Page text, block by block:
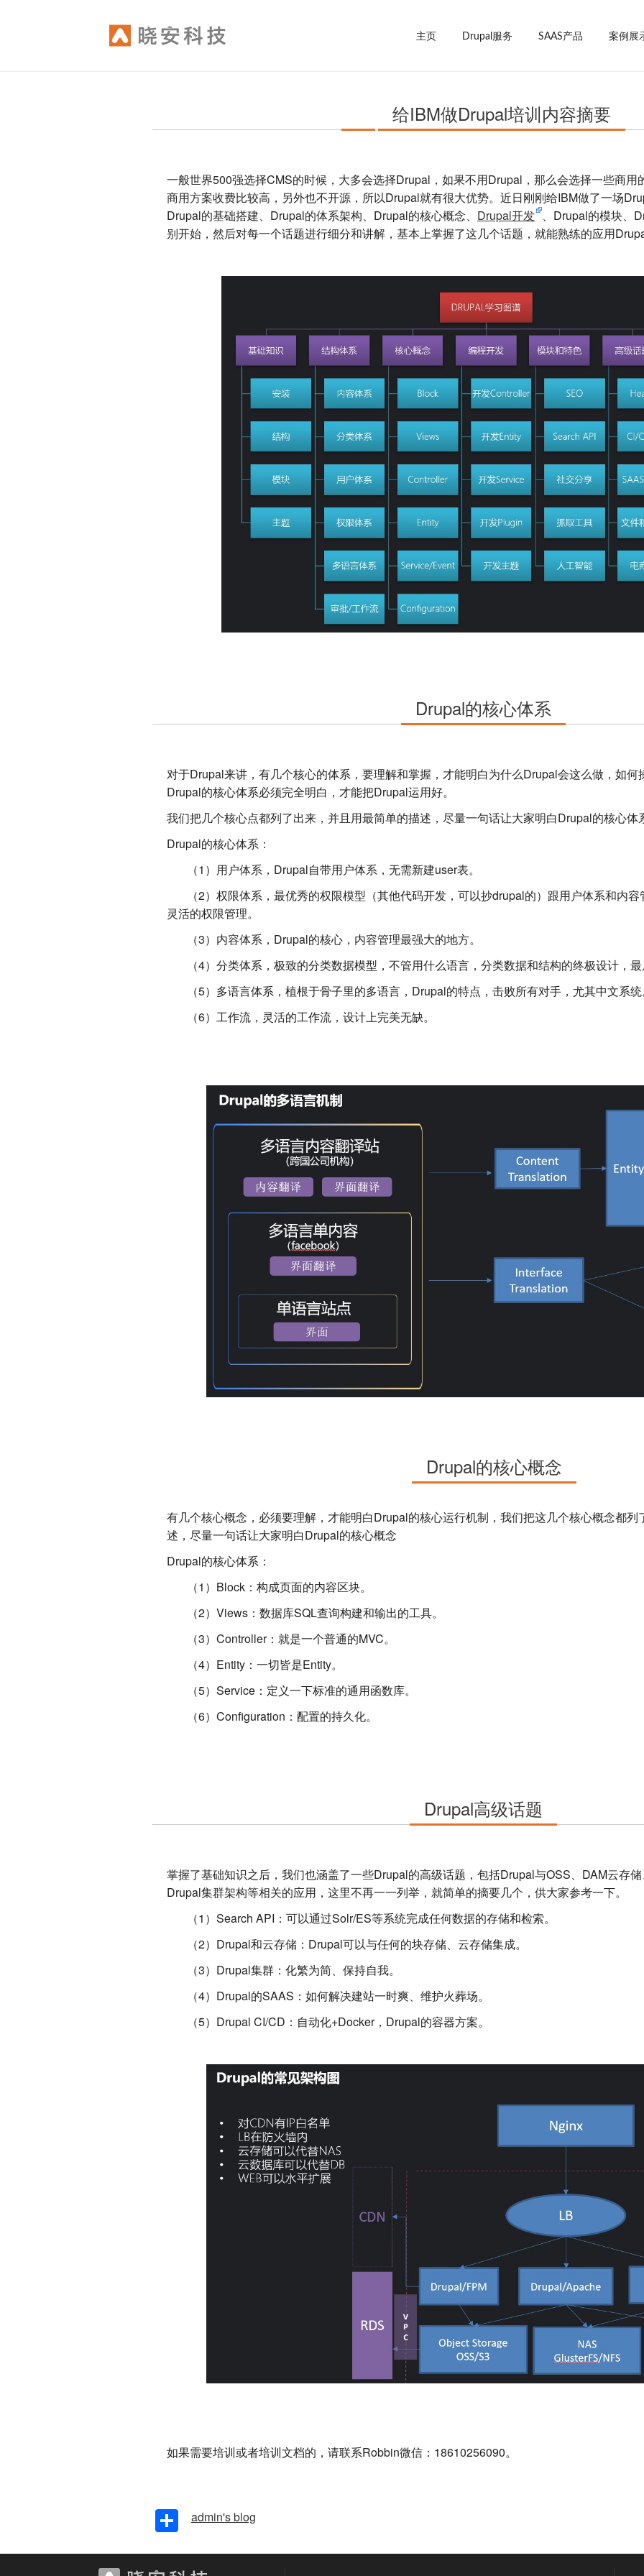
主页 Drupal服务 SAAS产品 案例展
给IBM做Drupal培训内容摘要
一般世界500强选择CMS的时候，大多会选择Drupal，如果不用Drupal，那么会选择一些商
商用方案收费比较高，另外也不开源，所以Drupal就有很大优势。近日刚刚给IBM做了一场
Drupal的基础搭建、Drupal的体系架构、Drupal的核心概念、 Drupal开发 、Drupal的模块、
别开始，然后对每一个话题进行细分和讲解，基本上掌握了这几个话题，就能熟练的应用
Drupal的核心体系
对于Drupal来讲，有几个核心的体系，要理解和掌握，才能明白为什么Drupal会这么做，如
Drupal的核心体系必须完全明白，才能把Drupal运用好。
我们把几个核心点都列了出来，并且用最简单的描述，尽量一句话让大家明白Drupal的核心体
Drupal的核心体系：
（1）用户体系，Drupal自带用户体系，无需新建user表。
（2）权限体系，最优秀的权限模型（其他代码开发，可以抄drupal的）跟用户体系和内容
灵活的权限管理。
（3）内容体系，Drupal的核心，内容管理最强大的地方。
（4）分类体系，极致的分类数据模型，不管用什么语言，分类数据和结构的终极设计，
（5）多语言体系， 植根于骨子里的多语言， Drupal的特点，击败所有对手，尤其中文系
（6）工作流，灵活的工作流，设计上完美无缺。
Drupal的核心概念
有几个核心概念，必须要理解，才能明白Drupal的核心运行机制，我们把这几个核心概念都
述，尽量一句话让大家明白Drupal的核心概念
Drupal的核心体系：
（1）Block：构成页面的内容区块。
（2）Views：数据库SQL查询构建和输出的工具。
（3）Controller：就是一个普通的MVC。
（4）Entity：一切皆是Entity。
（5）Service：定义一下标准的通用函数库。
（6）Configuration：配置的持久化。
Drupal高级话题
掌握了基础知识之后，我们也涵盖了一些Drupal的高级话题，包括Drupal与OSS、DAM云存
Drupal集群架构等相关的应用，这里不再一一列举，就简单的摘要几个，供大家参考一下。
（1）Search API：可以通过Solr/ES等系统完成任何数据的存储和检索。
（2）Drupal和云存储：Drupal可以与任何的块存储、云存储集成。
（3）Drupal集群：化繁为简、保持自我。
（4）Drupal的SAAS：如何解决建站一时爽、维护火葬场。
（5）Drupal CI/CD：自动化+Docker，Drupal的容器方案。
如果需要培训或者培训文档的，请联系Robbin微信：18610256090。
Share
admin's blog